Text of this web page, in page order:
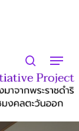
Menu